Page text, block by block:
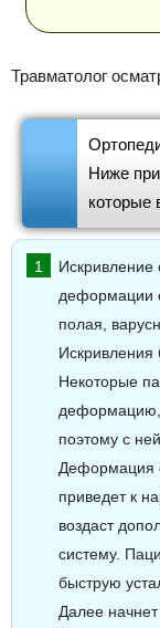
Травматолог
Ниже
которые
Искривление
деформации
полая,
Некоторые
деформацию,
поэтому с
Деформация
приведет к
воздаст
систему.
быструю
Далее